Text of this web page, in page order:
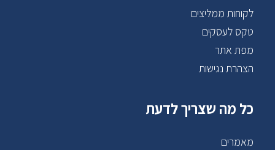
לקוחות ממליצים
טקס לעסקים
מפת אתר
הצהרת נגישות
כל מה שצריך לדעת
מאמרים